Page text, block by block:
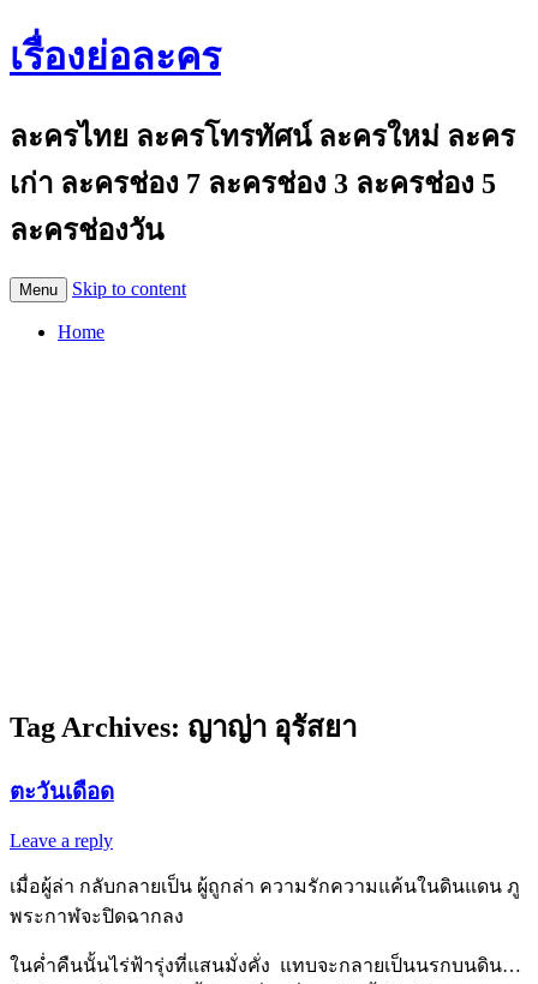
เรื่องย่อละคร
ละครไทย ละครโทรทัศน์ ละครใหม่ ละคร
เก่า ละครช่อง 7 ละครช่อง 3 ละครช่อง 5
ละครช่องวัน
Menu Skip to content
Home
Tag Archives: ญาญ่า อุรัสยา
ตะวันเดือด
Leave a reply
เมื่อผู้ล่า กลับกลายเป็น ผู้ถูกล่า ความรักความแค้นในดินแดน ภู
พระกาฬจะปิดฉากลง
ในค่ำคืนนั้นไร่ฟ้ารุ่งที่แสนมั่งคั่ง แทบจะกลายเป็นนรกบนดิน…